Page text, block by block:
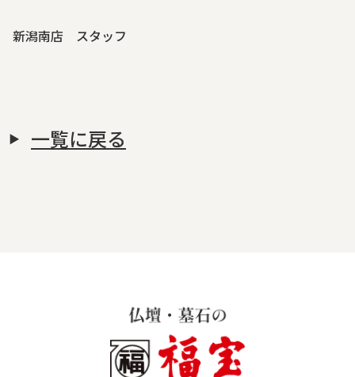
新潟南店 スタッフ
一覧に戻る